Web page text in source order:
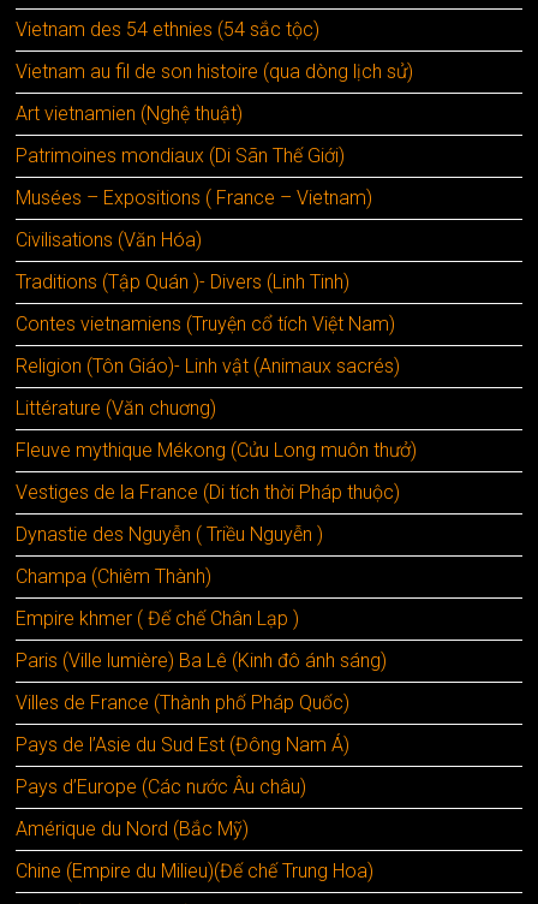
Vietnam des 54 ethnies (54 sắc tộc)
Vietnam au fil de son histoire (qua dòng lịch sử)
Art vietnamien (Nghệ thuật)
Patrimoines mondiaux (Di Sãn Thế Giới)
Musées – Expositions ( France – Vietnam)
Civilisations (Văn Hóa)
Traditions (Tập Quán )- Divers (Linh Tinh)
Contes vietnamiens (Truyện cổ tích Việt Nam)
Religion (Tôn Giáo)- Linh vật (Animaux sacrés)
Littérature (Văn chuơng)
Fleuve mythique Mékong (Cửu Long muôn thưở)
Vestiges de la France (Di tích thời Pháp thuộc)
Dynastie des Nguyễn ( Triều Nguyễn )
Champa (Chiêm Thành)
Empire khmer ( Đế chế Chân Lạp )
Paris (Ville lumière) Ba Lê (Kinh đô ánh sáng)
Villes de France (Thành phố Pháp Quốc)
Pays de l’Asie du Sud Est (Đông Nam Á)
Pays d’Europe (Các nước Âu châu)
Amérique du Nord (Bắc Mỹ)
Chine (Empire du Milieu)(Đế chế Trung Hoa)